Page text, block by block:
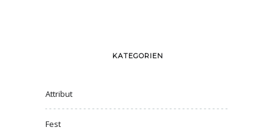
KATEGORIEN
Attribut
Fest